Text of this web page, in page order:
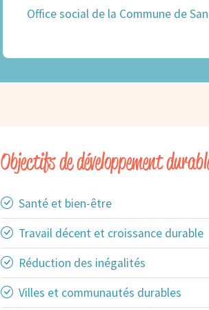
Office social de la Commune de
Objectifs de développement
Santé et bien-être
Travail décent et croissance durable
Réduction des inégalités
Villes et communautés durables